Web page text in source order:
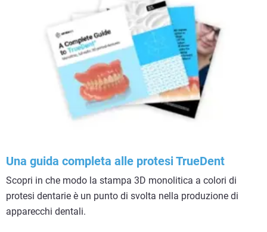
Una guida completa alle protesi TrueDent
Scopri in che modo la stampa 3D monolitica a colori di
protesi dentarie è un punto di svolta nella produzione di
apparecchi dentali.